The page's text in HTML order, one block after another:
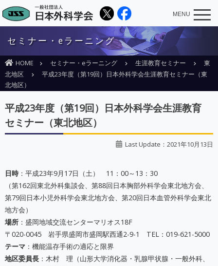
MENU
セミナー・eラーニング
HOME セミナー・eラーニング 生涯教育セミナー
東
北地区
平成23年度（第19回）日本外科学会生涯教育セミナー（東
北地区）
平成23年度（第19回）日本外科学会生涯教育
セミナー（東北地区）
Last Update：2021年10月13日
日時：平成23年9月17日（土） 11：00～13：30
（第162回東北外科集談会、第88回日本胸部外科学会東北地方会、
第79回日本小児外科学会東北地方会、第20回日本血管外科学会東北
地方会）
場所 ：盛岡地域交流センターマリオス18F
〒020-0045 岩手県盛岡市盛岡駅西通2-9-1 TEL：019-621-5000
テーマ ：機能温存手術の適応と限界
地区委員長 ：木村 理（山形大学消化器・乳腺甲状腺・一般外科、